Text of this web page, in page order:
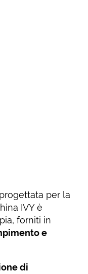
per la
IVY è
forniti in
e
di